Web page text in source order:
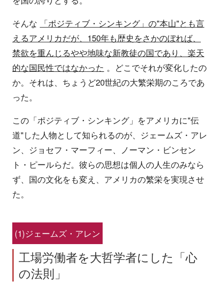
そんな
「ポジティブ・シンキング」の"本山"とも言
えるアメリカだが、150年も歴史をさかのぼれば、
禁欲を重んじるやや地味な新教徒の国であり、楽天
的な国民性ではなかった 。どこでそれが変化したの
か。それは、ちょうど20世紀の大繁栄期のころであ
った。
この「ポジティブ・シンキング」をアメリカに"伝
道"した人物として知られるのが、ジェームズ・アレ
ン、ジョセフ・マーフィー、ノーマン・ビンセン
ト・ピールらだ。彼らの思想は個人の人生のみなら
ず、国の文化をも変え、アメリカの繁栄を実現させ
た。
(1)ジェームズ・アレン
工場労働者を大哲学者にした「心
の法則」